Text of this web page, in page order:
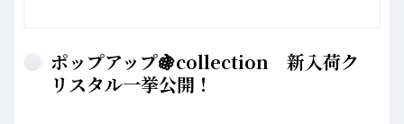
ポップアップ🍇collection 新入荷ク
リスタル一挙公開！